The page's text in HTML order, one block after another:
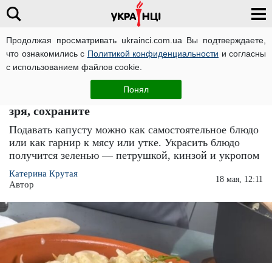
Продолжая просматривать ukrainci.com.ua Вы подтверждаете,
что ознакомились с Политикой конфиденциальности и согласны
с использованием файлов cookie.
Понял
Салат из квашенной капусты с грибами:
такой рецепт вы еще не пробовали и очень
зря, сохраните
Подавать капусту можно как самостоятельное блюдо
или как гарнир к мясу или утке. Украсить блюдо
получится зеленью — петрушкой, кинзой и укропом
Катерина Крутая
Автор
18 мая, 12:11